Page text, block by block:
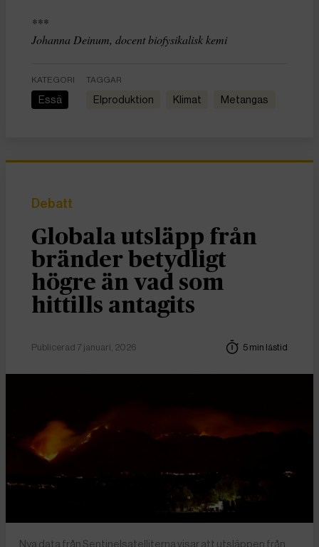
***
Johanna Deinum, docent biofysikalisk kemi
KATEGORI
Essä
TAGGAR
elproduktion Klimat metangas
Debatt
Globala utsläpp från
bränder betydligt
högre än vad som
hittills antagits
Publicerad 7 januari, 2026 5 min lästid
Nya data från Sentinelsatelliterna visar att utsläppen från